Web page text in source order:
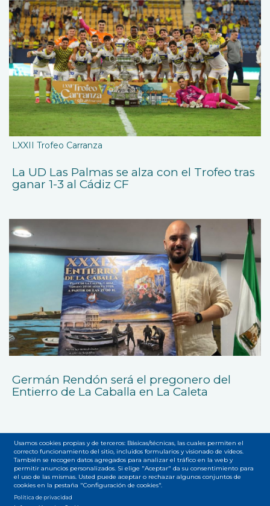
LXXII Trofeo Carranza
La UD Las Palmas se alza con el Trofeo tras
ganar 1-3 al Cádiz CF
Germán Rendón será el pregonero del
Entierro de La Caballa en La Caleta
Menú
Accesibilidad Privacidad Legal Cookies Mapa web
Usamos cookies propias y de terceros: Básicas/técnicas, las cuales permiten el
correcto funcionamiento del sitio, incluidos formularios y visionado de vídeos.
También se recogen datos agregados para analizar el tráfico en la web y
permitir anuncios personalizados. Si elige "Aceptar" da su consentimiento para
el uso de las mismas. Usted puede aceptar o rechazar algunos conjuntos de
cookies en la pestaña "Configuración de cookies".
Política de privacidad